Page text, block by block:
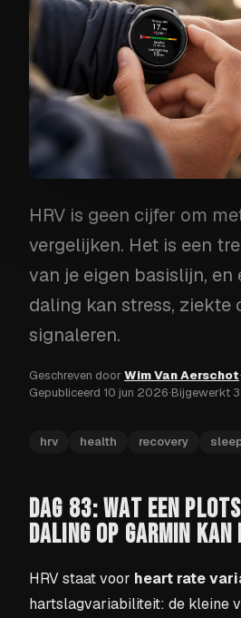
HRV is geen cijfer om
vergelijken. Het is een
van je eigen basislijn,
daling kan stress,
signaleren.
Geschreven doorWim Van Aerschot·
Gepubliceerd 10 jun 2026·Bijgewerkt
hrv health recovery
DAG 83: WAT EEN
DALING OP GARMIN KAN
HRV staat voor heart rate
hartslagvariabiliteit: de kleine